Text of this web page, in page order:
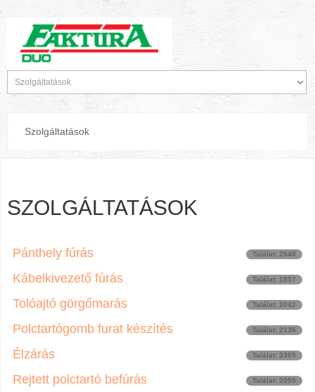
Szolgáltatások
SZOLGÁLTATÁSOK
Pánthely fúrás Találat: 2948
Kábelkivezető fúrás Találat: 1957
Tolóajtó görgőmarás Találat: 2042
Polctartógomb furat készítés Találat: 2136
Élzárás Találat: 3305
Rejtett polctartó befúrás Találat: 2055